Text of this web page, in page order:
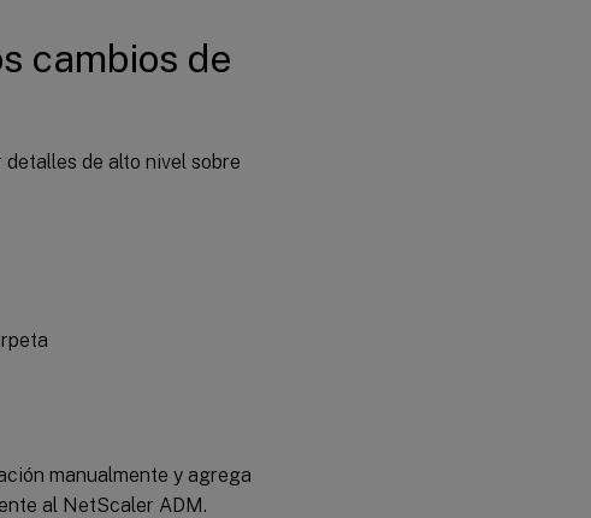
cambios de
de alto nivel sobre
manualmente y agrega
al NetScaler ADM.